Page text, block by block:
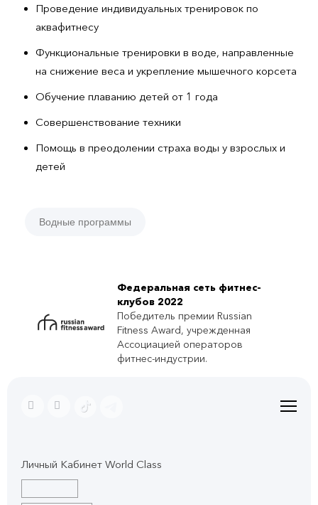
Проведение индивидуальных тренировок по
аквафитнесу
Функциональные тренировки в воде, направленные
на снижение веса и укрепление мышечного корсета
Обучение плаванию детей от 1 года
Совершенствование техники
Помощь в преодолении страха воды у взрослых и
детей
Водные программы
Федеральная сеть фитнес-
клубов 2022
Победитель премии Russian
Fitness Award, учрежденная
Ассоциацией операторов
фитнес-индустрии.
Личный Кабинет World Class